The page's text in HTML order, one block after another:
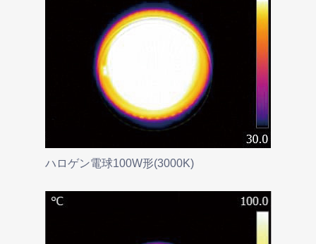
ハロゲン電球100W形(3000K)